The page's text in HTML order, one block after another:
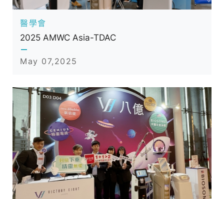
醫學會
2025 AMWC Asia-TDAC
May 07,2025